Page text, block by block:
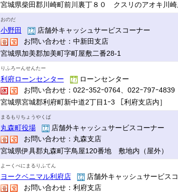
宮城県柴田郡川崎町前川裏丁８０ クスリのアオキ川崎
おのだ
小野田
店舗外キャッシュサービスコーナー
お問い合わせ：中新田支店
宮城県加美郡加美町字町屋敷二番28-1
りふろーんせんたー
利府ローンセンター
ローンセンター
お問い合わせ：022ｰ352ｰ0764、022ｰ797ｰ4839
宮城県宮城郡利府町新中道2丁目1ｰ3 ［利府支店内］
まるもりちょうやくば
丸森町役場
店舗外キャッシュサービスコーナー
お問い合わせ：丸森支店
宮城県伊具郡丸森町字鳥屋120番地 敷地内（屋外）
よーくべにまるりふてん
ヨークベニマル利府店
店舗外キャッシュサービス
お問い合わせ：利府支店